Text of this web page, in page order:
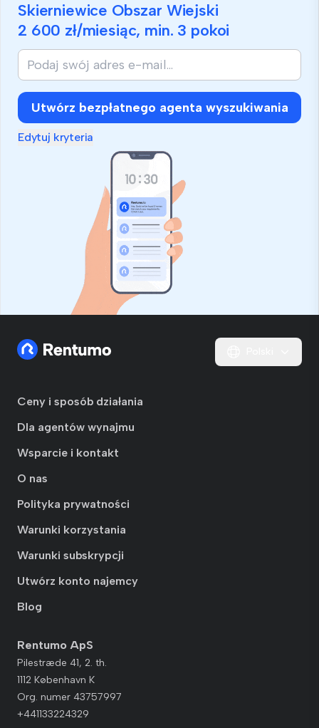
Skierniewice Obszar Wiejski
2 600 zł/miesiąc, min. 3 pokoi
Utwórz bezpłatnego agenta wyszukiwania
Edytuj kryteria
Ceny i sposób działania
Dla agentów wynajmu
Wsparcie i kontakt
O nas
Polityka prywatności
Warunki korzystania
Warunki subskrypcji
Utwórz konto najemcy
Blog
Rentumo ApS
Pilestræde 41, 2. th.
1112 København K
Org. numer 43757997
+441133224329